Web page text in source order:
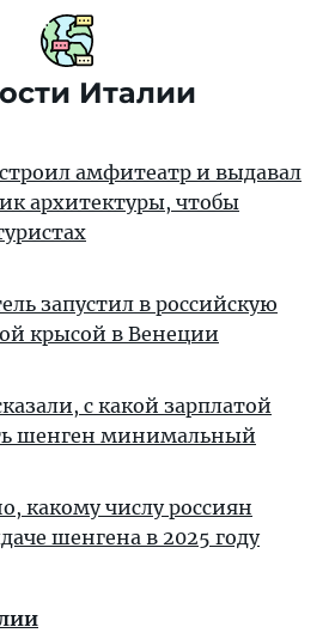
Италии
амфитеатр и выдавал
архитектуры, чтобы
запустил в российскую
крысой в Венеции
с какой зарплатой
шенген минимальный
какому числу россиян
шенгена в 2025 году